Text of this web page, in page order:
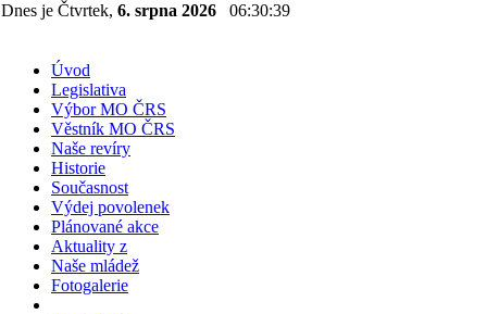
Dnes je Čtvrtek, 6. srpna 2026 06:30:39
Úvod
Legislativa
Výbor MO ČRS
Věstník MO ČRS
Naše revíry
Historie
Současnost
Výdej povolenek
Plánované akce
Aktuality z
Naše mládež
Fotogalerie